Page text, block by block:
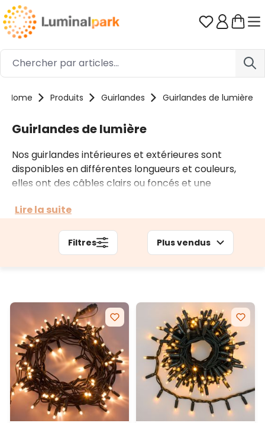
Passer au contenu principal Vous avez
Home Produits Guirlandes Guirlandes de lumière
Guirlandes de lumière
Nos guirlandes intérieures et extérieures sont
disponibles en différentes longueurs et couleurs,
elles ont des câbles clairs ou foncés et une
de lumière et de multiples accessoires. Selon le
prolongeables comme pour des guirlandes
professionnelles.
Lire la suite
Filtres Plus vendus